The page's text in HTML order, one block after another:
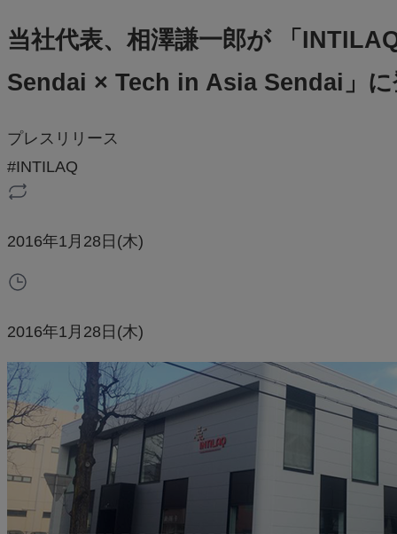
当社代表、相澤謙一郎が 「
Sendai × Tech in Asia Sendai」
プレスリリース
#INTILAQ
2016年1月28日(木)
2016年1月28日(木)